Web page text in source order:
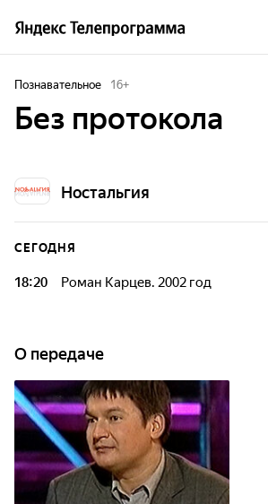
Познавательное 16+
Без протокола
Ностальгия
СЕГОДНЯ
18:20 Роман Карцев. 2002 год
правотворчестве и
наук профессор Лев Симкин.
преподавательскую деятельность с
он не понаслышке знает остроту
юридическим сообществом.
О передаче